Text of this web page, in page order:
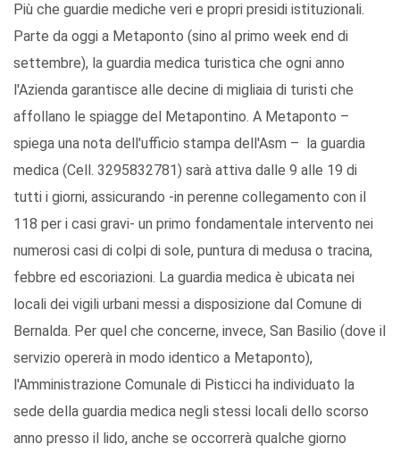
Più che guardie mediche veri e propri presidi istituzionali.
Parte da oggi a Metaponto (sino al primo week end di
settembre), la guardia medica turistica che ogni anno
l'Azienda garantisce alle decine di migliaia di turisti che
affollano le spiagge del Metapontino. A Metaponto –
spiega una nota dell'ufficio stampa dell'Asm – la guardia
medica (Cell. 3295832781) sarà attiva dalle 9 alle 19 di
tutti i giorni, assicurando -in perenne collegamento con il
118 per i casi gravi- un primo fondamentale intervento nei
numerosi casi di colpi di sole, puntura di medusa o tracina,
febbre ed escoriazioni. La guardia medica è ubicata nei
locali dei vigili urbani messi a disposizione dal Comune di
Bernalda. Per quel che concerne, invece, San Basilio (dove il
servizio opererà in modo identico a Metaponto),
l'Amministrazione Comunale di Pisticci ha individuato la
sede della guardia medica negli stessi locali dello scorso
anno presso il lido, anche se occorrerà qualche giorno